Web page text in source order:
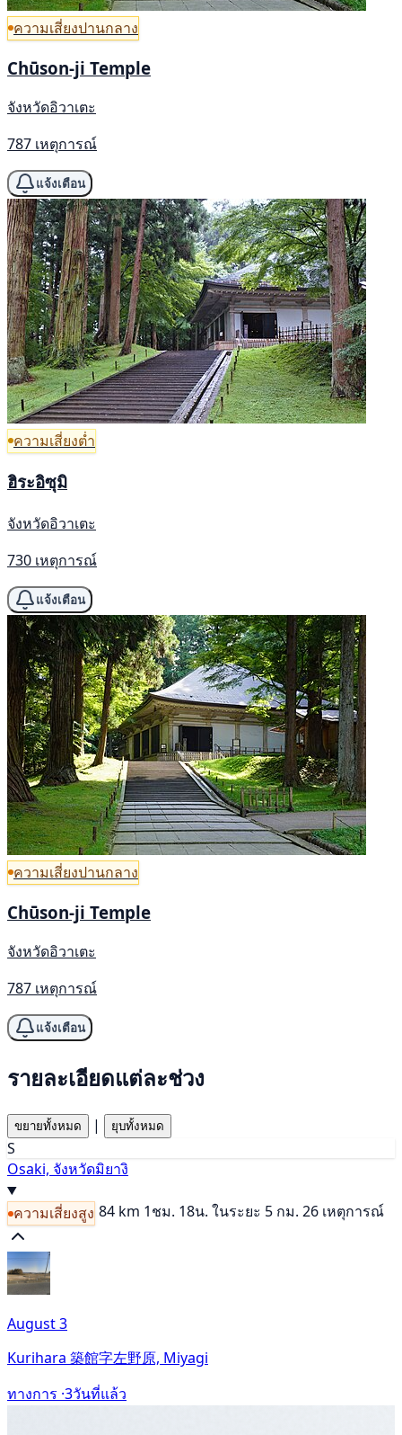
ความเสี่ยงปานกลาง
Chūson-ji Temple
จังหวัดอิวาเตะ
787 เหตุการณ์
แจ้งเตือน
ความเสี่ยงต่ำ
ฮิระอิซุมิ
จังหวัดอิวาเตะ
730 เหตุการณ์
แจ้งเตือน
ความเสี่ยงปานกลาง
Chūson-ji Temple
จังหวัดอิวาเตะ
787 เหตุการณ์
แจ้งเตือน
รายละเอียดแต่ละช่วง
ขยายทั้งหมด | ยุบทั้งหมด
S
Osaki, จังหวัดมิยางิ
ความเสี่ยงสูง 84 km 1ชม. 18น. ในระยะ 5 กม. 26 เหตุการณ์
August 3
Kurihara 築館字左野原, Miyagi
ทางการ ·3วันที่แล้ว